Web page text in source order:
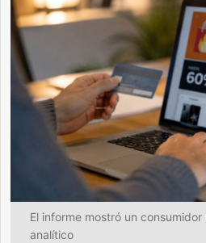
El informe mostró un
analítico